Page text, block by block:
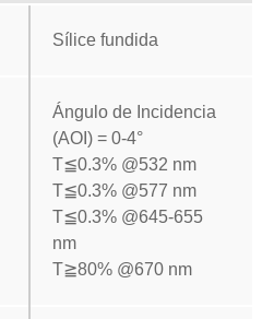
Sílice fundida
Ángulo de Incidencia
(AOI) = 0-4°
T≦0.3% @532 nm
T≦0.3% @577 nm
T≦0.3% @645-655
nm
T≧80% @670 nm